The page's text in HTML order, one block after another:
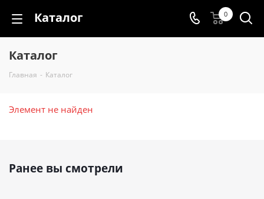
Каталог 0
Каталог
Главная - Каталог
Элемент не найден
Ранее вы смотрели